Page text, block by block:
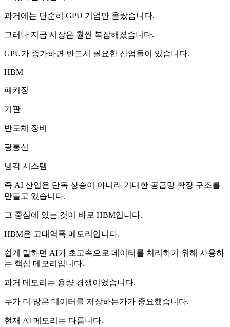
과거에는 단순히 GPU 기업만 올랐습니다.
그러나 지금 시장은 훨씬 복잡해졌습니다.
GPU가 증가하면 반드시 필요한 산업들이 있습니다.
HBM
패키징
기판
반도체 장비
광통신
냉각 시스템
즉 AI 산업은 단독 상승이 아니라 거대한 공급망 확장 구조를
만들고 있습니다.
그 중심에 있는 것이 바로 HBM입니다.
HBM은 고대역폭 메모리입니다.
쉽게 말하면 AI가 초고속으로 데이터를 처리하기 위해 사용하
는 핵심 메모리입니다.
과거 메모리는 용량 경쟁이었습니다.
누가 더 많은 데이터를 저장하는가가 중요했습니다.
현재 AI 메모리는 다릅니다.